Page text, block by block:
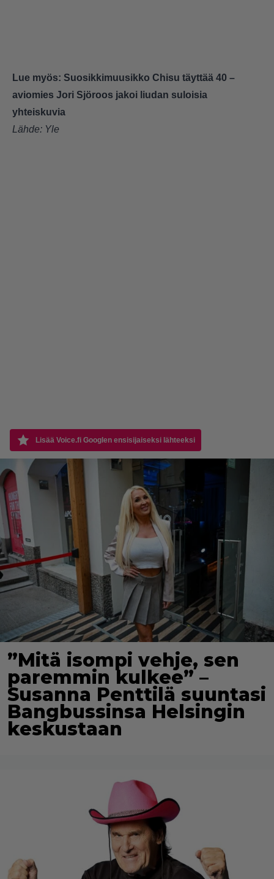
Lue myös: Suosikkimuusikko Chisu täyttää 40 –
aviomies Jori Sjöroos jakoi liudan suloisia
yhteiskuvia
Lähde: Yle
Lisää Voice.fi Googlen ensisijaiseksi lähteeksi
”Mitä isompi vehje, sen
paremmin kulkee” –
Susanna Penttilä suuntasi
Bangbussinsa Helsingin
keskustaan